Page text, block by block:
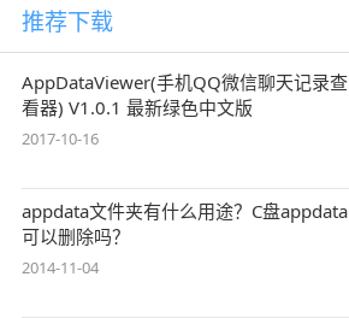
推荐下载
AppDataViewer(手机QQ微信聊天记录查
看器) V1.0.1 最新绿色中文版
2017-10-16
appdata文件夹有什么用途？C盘appdata
可以删除吗？
2014-11-04